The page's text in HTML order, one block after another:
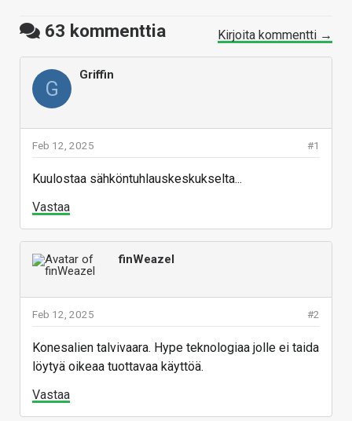
63 kommenttia Kirjoita kommentti →
G
Griffin
#1
Feb 12, 2025
Kuulostaa sähköntuhlauskeskukselta...
Vastaa
finWeazel
#2
Feb 12, 2025
Konesalien talvivaara. Hype teknologiaa jolle ei taida
löytyä oikeaa tuottavaa käyttöä.
Vastaa